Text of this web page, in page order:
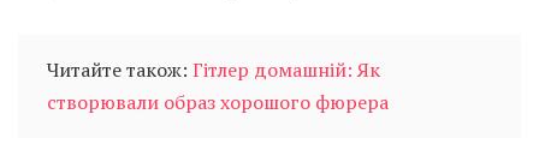
Читайте також: Гітлер домашній: Як
створювали образ хорошого фюрера